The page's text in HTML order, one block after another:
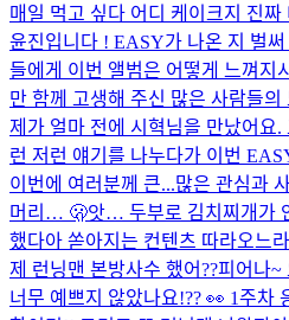
매일 먹고 싶다 어디 케이크지 진짜
윤진입니다 ! EASY가 나온 지 벌
들에게 이번 앨범은 어떻게 느껴지
만 함께 고생해 주신 많은 사람들
제가 얼마 전에 시혁님을 만났어요.
런 저런 얘기를 나누다가 이번
이번에 여러분께 큰...많은 관심과
머리… 🫢앗… 두부로 김치찌개가
했다아 쏟아지는 컨텐츠 따라오느
제 런닝맨 본방사수 했어??피어나~
너무 예쁘지 않았나요!?? 👀​ 1주차